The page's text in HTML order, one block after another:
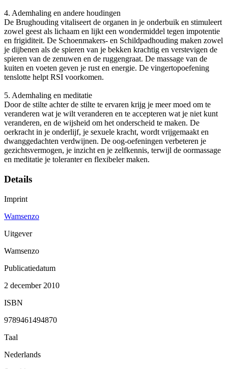
4. Ademhaling en andere houdingen
De Brughouding vitaliseert de organen in je onderbuik en stimuleert
zowel geest als lichaam en lijkt een wondermiddel tegen impotentie
en frigiditeit. De Schoenmakers- en Schildpadhouding maken zowel
je dijbenen als de spieren van je bekken krachtig en verstevigen de
spieren van de zenuwen en de ruggengraat. De massage van de
kuiten en voeten geven je rust en energie. De vingertopoefening
tenslotte helpt RSI voorkomen.
5. Ademhaling en meditatie
Door de stilte achter de stilte te ervaren krijg je meer moed om te
veranderen wat je wilt veranderen en te accepteren wat je niet kunt
veranderen, en de wijsheid om het onderscheid te maken. De
oerkracht in je onderlijf, je sexuele kracht, wordt vrijgemaakt en
dwanggedachten verdwijnen. De oog-oefeningen verbeteren je
gezichtsvermogen, je inzicht en je zelfkennis, terwijl de oormassage
en meditatie je toleranter en flexibeler maken.
Details
Imprint
Wamsenzo
Uitgever
Wamsenzo
Publicatiedatum
2 december 2010
ISBN
9789461494870
Taal
Nederlands